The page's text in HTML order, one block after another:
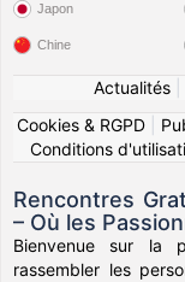
Japon
Chine
Actualités|
Cookies & RGPD
Conditions
Rencontres
– Où les
Bienvenue sur la
rassembler les